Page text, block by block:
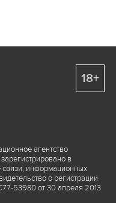
агентство
в
информационных
о регистрации
53980 от 30 апреля 2013
18+